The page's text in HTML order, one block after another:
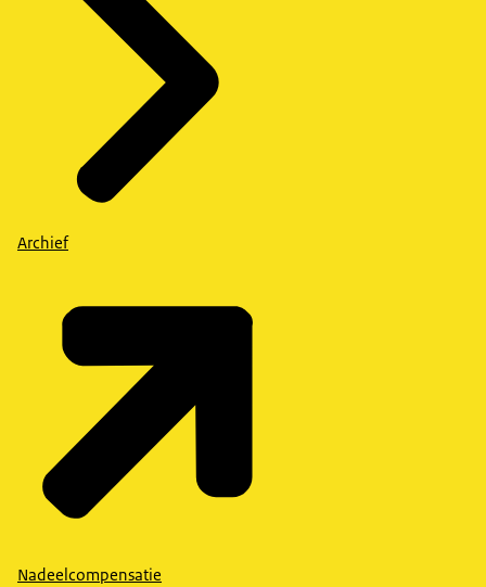
Archief
Nadeelcompensatie